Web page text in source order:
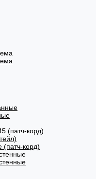
(патч-корд)
(патч-корд)